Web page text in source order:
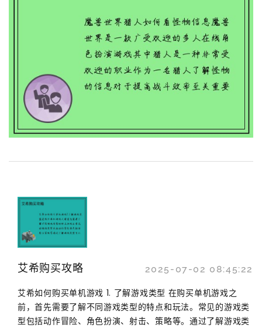
艾希购买攻略 2025-07-02 08:45:22
艾希如何购买单机游戏 1. 了解游戏类型 在购买单机游戏之
前，首先需要了解不同游戏类型的特点和玩法。常见的游戏类
型包括动作冒险、角色扮演、射击、策略等。通过了解游戏类